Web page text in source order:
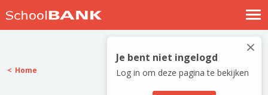
Nostalgische verhalen
Log in
Meld je gratis aan
×
Je bent niet ingelogd
Log in om deze pagina te bekijken
Home